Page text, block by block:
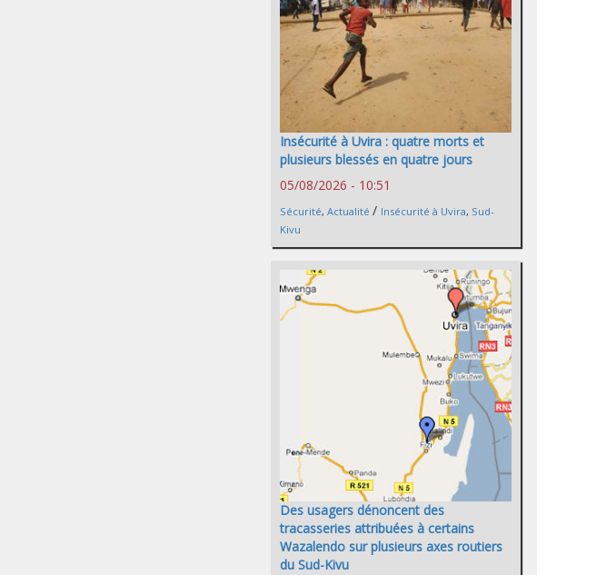
Insécurité à Uvira : quatre morts et
plusieurs blessés en quatre jours
05/08/2026 - 10:51
Sécurité, Actualité / Insécurité à Uvira, Sud-
Kivu
Des usagers dénoncent des
tracasseries attribuées à certains
Wazalendo sur plusieurs axes routiers
du Sud-Kivu